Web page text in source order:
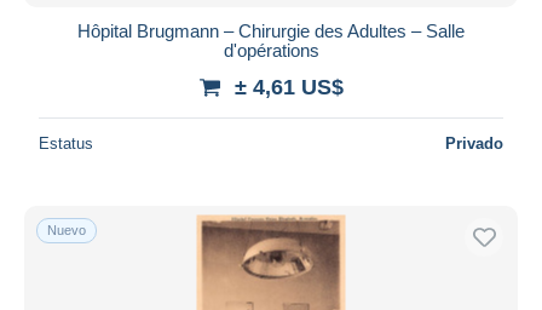
Hôpital Brugmann – Chirurgie des Adultes – Salle
d'opérations
± 4,61 US$
Estatus Privado
Nuevo